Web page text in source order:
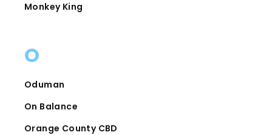
Monkey King
O
Oduman
On Balance
Orange County CBD